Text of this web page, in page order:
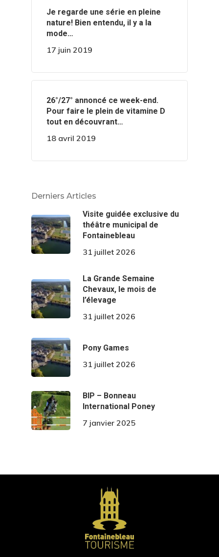
‍️Je regarde une série en pleine
nature! Bien entendu, il y a la
mode…
17 juin 2019
️️26°/27° annoncé ce week-end.
Pour faire le plein de vitamine D
tout en découvrant…
18 avril 2019
Derniers Articles
Visite guidée exclusive du
théâtre municipal de
Fontainebleau
31 juillet 2026
La Grande Semaine
Chevaux, le mois de
l’élevage
31 juillet 2026
Pony Games
31 juillet 2026
BIP – Bonneau
International Poney
7 janvier 2025